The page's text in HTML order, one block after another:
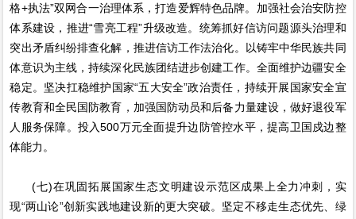
格+执法”双网合一治理体系，打造爱辉特色品牌。加强社会治安防控
体系建设，推进“雪亮工程”升级改造。统筹抓好信访问题源头治理和
突出矛盾纠纷排查化解，推进信访工作法治化。以铸牢中华民族共同
体意识为主线，持续深化民族团结进步创建工作。全面维护边疆安全
稳定。坚决扛稳维护国家“五大安全”政治责任，持续开展国家安全宣
传教育和全民国防教育，加强国防动员和后备力量建设，做好退役军
人服务保障。投入500万元全面提升边防管控水平，提高卫国戍边整
体能力。
(七)在巩固拓展国家生态文明建设示范区成果上全力冲刺，实
现“两山论”创新实践地建设新的更大突破。坚定不移走生态优先、绿